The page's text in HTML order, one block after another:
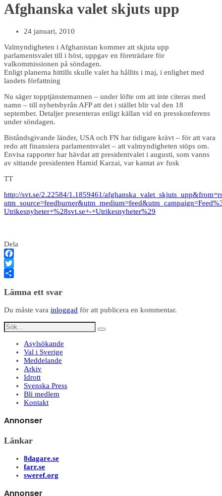
Afghanska valet skjuts upp
24 januari, 2010
Valmyndigheten i Afghanistan kommer att skjuta upp
parlamentsvalet till i höst, uppgav en företrädare för
valkommissionen på söndagen.
Enligt planerna hittills skulle valet ha hållits i maj, i enlighet med
landets författning
Nu säger topptjänstemannen – under löfte om att inte citeras med
namn – till nyhetsbyrån AFP att det i stället blir val den 18
september. Detaljer presenteras enligt källan vid en presskonferens
under söndagen.
Biståndsgivande länder, USA och FN har tidigare krävt – för att vara
redo att finansiera parlamentsvalet – att valmyndigheten stöps om.
Envisa rapporter har hävdat att presidentvalet i augusti, som vanns
av sittande presidenten Hamid Karzai, var kantat av fusk
TT
http://svt.se/2.22584/1.1859461/
Utrikesnyheter+%28svt.se+-+Utrikesnyheter%29
Dela
Facebook
Twitter
Lämna ett svar
Du måste vara inloggad för att publicera en kommentar.
Asylsökande
Val i Sverige
Meddelande
Arkiv
Idrott
Svenska Press
Bli medlem
Kontakt
Annonser
Länkar
8dagare.se
farr.se
sweref.org
Annonser